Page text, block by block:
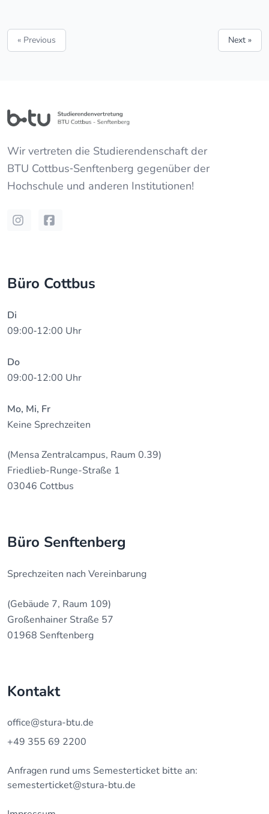
« Previous Next »
Wir vertreten die Studierendenschaft der
BTU Cottbus‐Senftenberg gegenüber der
Hochschule und anderen Institutionen!
InstagramFacebook
Büro Cottbus
Di
09:00‐12:00 Uhr
Do
09:00‐12:00 Uhr
Mo, Mi, Fr
Keine Sprechzeiten
(Mensa Zentralcampus, Raum 0.39)
Friedlieb-Runge-Straße 1
03046 Cottbus
Büro Senftenberg
Sprechzeiten nach Vereinbarung
(Gebäude 7, Raum 109)
Großenhainer Straße 57
01968 Senftenberg
Kontakt
office@stura-btu.de
+49 355 69 2200
Anfragen rund ums Semesterticket bitte an:
semesterticket@stura-btu.de